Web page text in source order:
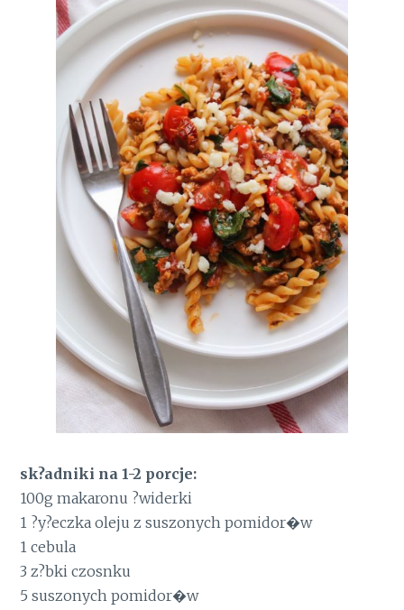
sk?adniki na 1-2 porcje:
100g makaronu ?widerki
1 ?y?eczka oleju z suszonych pomidor�w
1 cebula
3 z?bki czosnku
5 suszonych pomidor�w